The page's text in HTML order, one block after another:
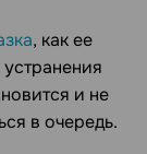
, как ее
и не
в очередь.